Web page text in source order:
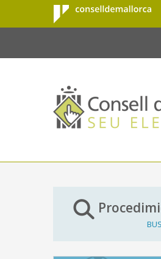
Saltar al contenido principal
Consell de
Mallorca